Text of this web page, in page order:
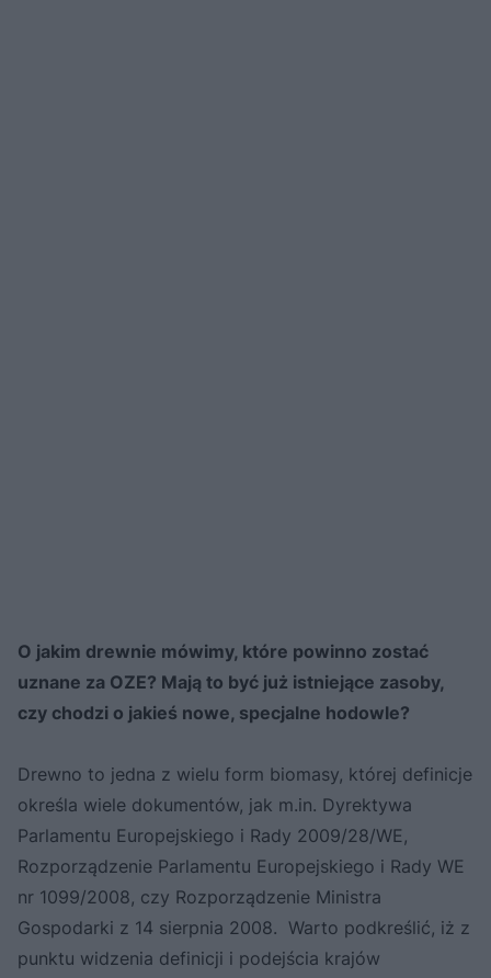
O jakim drewnie mówimy, które powinno zostać
uznane za OZE? Mają to być już istniejące zasoby,
czy chodzi o jakieś nowe, specjalne hodowle?
Drewno to jedna z wielu form biomasy, której definicje
określa wiele dokumentów, jak m.in. Dyrektywa
Parlamentu Europejskiego i Rady 2009/28/WE,
Rozporządzenie Parlamentu Europejskiego i Rady WE
nr 1099/2008, czy Rozporządzenie Ministra
Gospodarki z 14 sierpnia 2008. Warto podkreślić, iż z
punktu widzenia definicji i podejścia krajów